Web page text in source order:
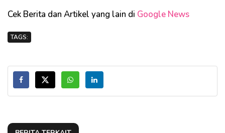
Cek Berita dan Artikel yang lain di Google News
TAGS: